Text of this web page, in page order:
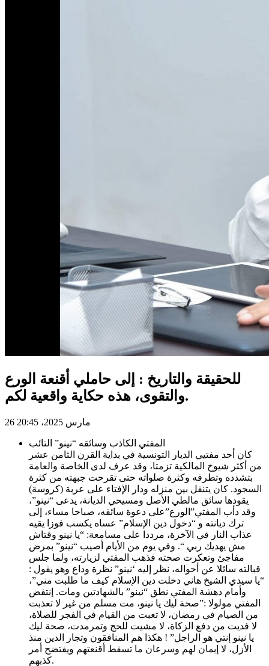
للحقيقة والتاريخ : إلى حاملي أقنعة الورع
والتقوى، هذه حكاية واقعية لكم.
26 مارس 2025، 20:45
المفتي الكاذب وسائقه “نينو” التائب
كان أحد مفتيي الديار التونسية في بداية القرن الثامن عشر
من أكثر شيوخ المالكية تزمتا، وقد عرف لدى الخاصة والعامة
بتشدده وتطرفه وكثرة صلواته حتى تقرحت جبهته من كثرة
السجود. كان يتنقل بين منزله ودار الإفتاء على عربة (كروسة)
يقودها سائق مالطي الأصل ومسيحي الديانة، يدعى “نينو”،
وقد دأب المفتي”الورع”على دعوة سائقه، صباحا مساء، إلى
ترك ديانته و “دخول دين الإسلام” عساه يكسب فوزا يقيه
عذاب النار في الآخرة، مرددا على مسامعة: “يا نينو وقتاش
مش يهديك ربي “. وفي يوم من الأيام أصيب “نينو” بمرض
مفاجئ وتعكرت صحته فذهب المفتي لزيارته، ولما جلس
قبالته سائلا عن أحواله، نظر إليه ‘نينو” نظرة وداع وهو يقول :
“يا سيدي الشيخ هاني دخلت دين الإسلام كيف ما طلبت مني”،
وأمام دهشة المفتي نطق “نينو” بالشهادتين ومات. إنتفض
المفتي مولولا :”صحة ليك يا نينو، مت مسلم من غير لا تعذبت
من الصيام في رمضان، لا تعبت من القيام في الفجر للصلاة،
لا فديت من دفع الزكاة، لا مشيت للحج وتمرمدت، صحة ليك
يا نينو إنتي هو الراجل” ! هكذا هم المنافقون وتجار الدين منذ
الأزل، لا إيمان لهم وسرعان ما تسقط أقنعتهم ويفتضح أمر
كذبهم.